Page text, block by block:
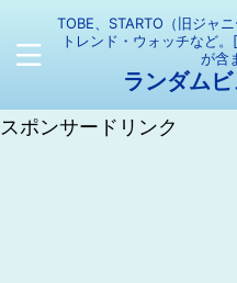
TOBE、STARTO（旧ジャ
トレンド・ウォッチなど
が含
ランダム
スポンサードリンク